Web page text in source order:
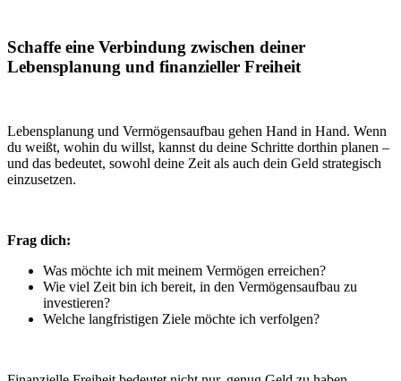
Schaffe eine Verbindung zwischen deiner
Lebensplanung und finanzieller Freiheit
Lebensplanung und Vermögensaufbau gehen Hand in Hand. Wenn
du weißt, wohin du willst, kannst du deine Schritte dorthin planen –
und das bedeutet, sowohl deine Zeit als auch dein Geld strategisch
einzusetzen.
Frag dich:
Was möchte ich mit meinem Vermögen erreichen?
Wie viel Zeit bin ich bereit, in den Vermögensaufbau zu
investieren?
Welche langfristigen Ziele möchte ich verfolgen?